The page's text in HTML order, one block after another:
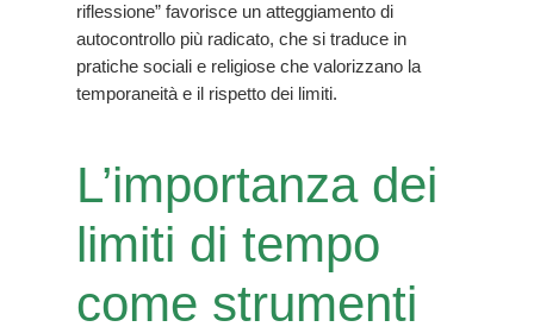
riflessione” favorisce un atteggiamento di
autocontrollo più radicato, che si traduce in
pratiche sociali e religiose che valorizzano la
temporaneità e il rispetto dei limiti.
L’importanza dei
limiti di tempo
come strumenti